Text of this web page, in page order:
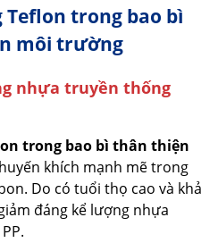
Teflon trong bao bì
môi trường
nhựa truyền thống
trong bao bì thân thiện
khích mạnh mẽ trong
Do có tuổi thọ cao và khả
đáng kể lượng nhựa